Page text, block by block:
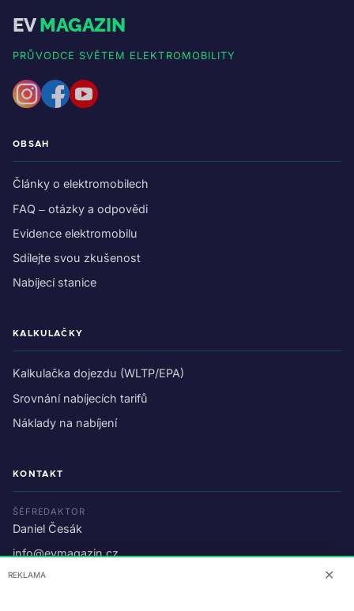
EVMAGAZIN
PRŮVODCE SVĚTEM ELEKTROMOBILITY
OBSAH
Články o elektromobilech
FAQ – otázky a odpovědi
Evidence elektromobilu
Sdílejte svou zkušenost
Nabíjecí stanice
KALKULAČKY
Kalkulačka dojezdu (WLTP/EPA)
Srovnání nabíjecích tarifů
Náklady na nabíjení
KONTAKT
ŠÉFREDAKTOR
Daniel Česák
info@evmagazin.cz
O nás
REKLAMA ✕